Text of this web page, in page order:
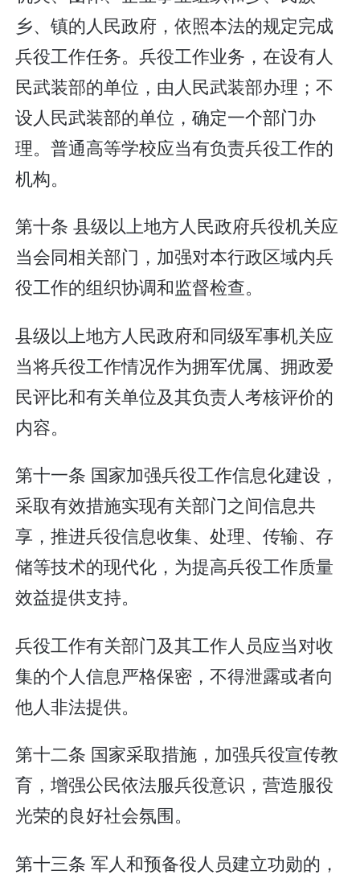
乡、镇的人民政府，依照本法的规定完成
兵役工作任务。兵役工作业务，在设有人
民武装部的单位，由人民武装部办理；不
设人民武装部的单位，确定一个部门办
理。普通高等学校应当有负责兵役工作的
机构。
第十条 县级以上地方人民政府兵役机关应
当会同相关部门，加强对本行政区域内兵
役工作的组织协调和监督检查。
县级以上地方人民政府和同级军事机关应
当将兵役工作情况作为拥军优属、拥政爱
民评比和有关单位及其负责人考核评价的
内容。
第十一条 国家加强兵役工作信息化建设，
采取有效措施实现有关部门之间信息共
享，推进兵役信息收集、处理、传输、存
储等技术的现代化，为提高兵役工作质量
效益提供支持。
兵役工作有关部门及其工作人员应当对收
集的个人信息严格保密，不得泄露或者向
他人非法提供。
第十二条 国家采取措施，加强兵役宣传教
育，增强公民依法服兵役意识，营造服役
光荣的良好社会氛围。
第十三条 军人和预备役人员建立功勋的，